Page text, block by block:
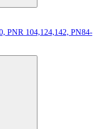
PNR 104,124,142, PN84-